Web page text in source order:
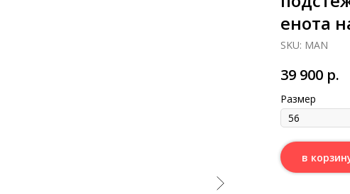
енота
SKU: MAN
39 900 р.
Размер
в